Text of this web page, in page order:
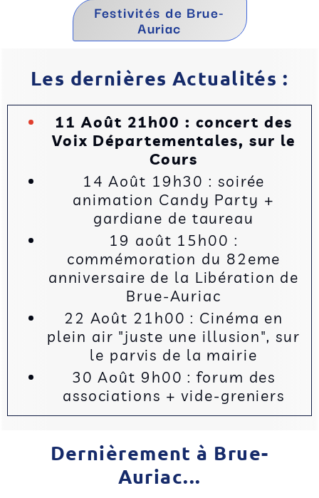
Festivités de Brue-
Auriac
Les dernières Actualités :
11 Août 21h00 : concert des
Voix Départementales, sur le
Cours
14 Août 19h30 : soirée
animation Candy Party +
gardiane de taureau
19 août 15h00 :
commémoration du 82eme
anniversaire de la Libération de
Brue-Auriac
22 Août 21h00 : Cinéma en
plein air "juste une illusion", sur
le parvis de la mairie
30 Août 9h00 : forum des
associations + vide-greniers
Dernièrement à Brue-
Auriac...